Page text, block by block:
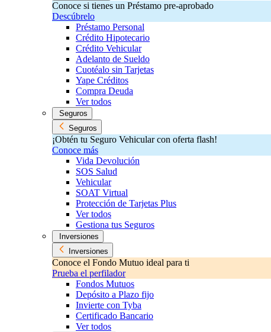
Conoce si tienes un Préstamo pre-aprobado
Descúbrelo
Préstamo Personal
Crédito Hipotecario
Crédito Vehicular
Adelanto de Sueldo
Cuotéalo sin Tarjetas
Yape Créditos
Compra Deuda
Ver todos
Seguros
Seguros
¡Obtén tu Seguro Vehicular con oferta flash!
Conoce más
Vida Devolución
SOS Salud
Vehicular
SOAT Virtual
Protección de Tarjetas Plus
Ver todos
Gestiona tus Seguros
Inversiones
Inversiones
Conoce el Fondo Mutuo ideal para ti
Prueba el perfilador
Fondos Mutuos
Depósito a Plazo fijo
Invierte con Tyba
Certificado Bancario
Ver todos